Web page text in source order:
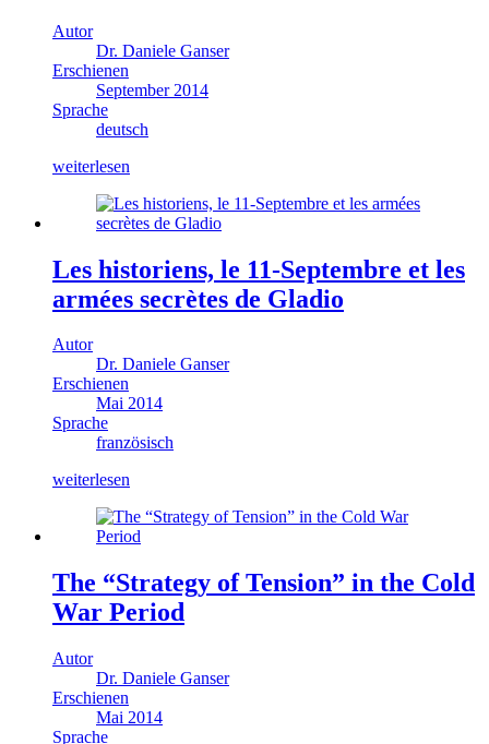
Autor
Dr. Daniele Ganser
Erschienen
September 2014
Sprache
deutsch
weiterlesen
Les historiens, le 11-Septembre et les
armées secrètes de Gladio
Autor
Dr. Daniele Ganser
Erschienen
Mai 2014
Sprache
französisch
weiterlesen
The “Strategy of Tension” in the Cold
War Period
Autor
Dr. Daniele Ganser
Erschienen
Mai 2014
Sprache